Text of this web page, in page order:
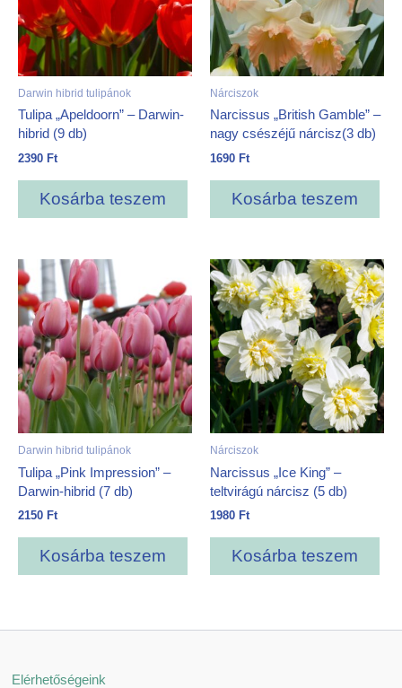
Darwin hibrid tulipánok
Tulipa „Apeldoorn” – Darwin-
hibrid (9 db)
2390 Ft
Kosárba teszem
Nárciszok
Narcissus „British Gamble” –
nagy csészéjű nárcisz(3 db)
1690 Ft
Kosárba teszem
Darwin hibrid tulipánok
Tulipa „Pink Impression” –
Darwin-hibrid (7 db)
2150 Ft
Kosárba teszem
Nárciszok
Narcissus „Ice King” –
teltvirágú nárcisz (5 db)
1980 Ft
Kosárba teszem
Elérhetőségeink